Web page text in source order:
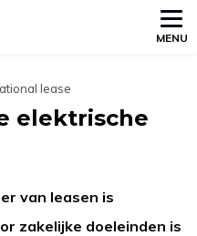
MENU
lease
elektrische
van leasen is
zakelijke doeleinden is